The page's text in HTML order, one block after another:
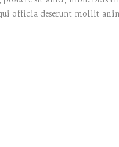
officia deserunt mollit